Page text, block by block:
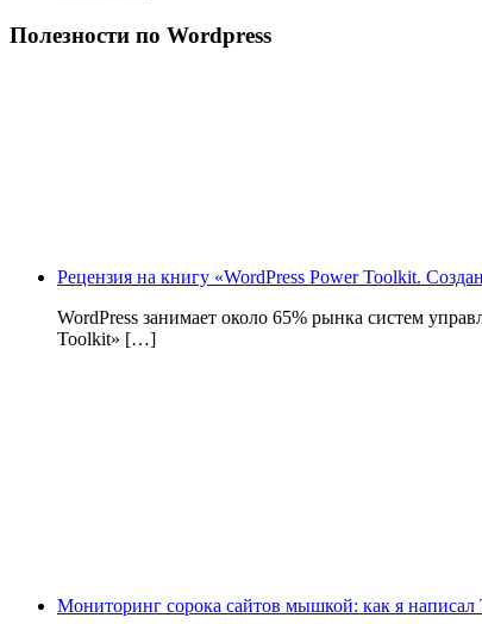
Полезности по Wordpress
Рецензия на книгу «WordPress Power Toolkit.
WordPress занимает около 65% рынка систем
Toolkit» […]
Мониторинг сорока сайтов мышкой: как я написал